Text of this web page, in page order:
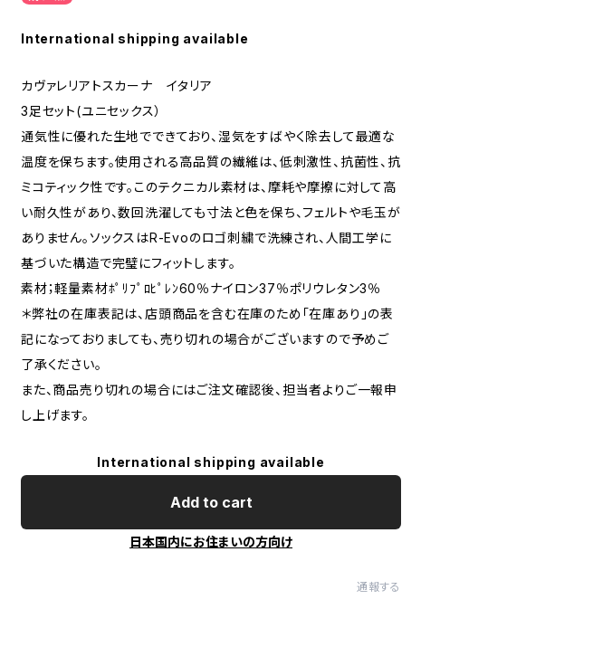
International shipping available
カヴァレリアトスカーナ イタリア
3足セット(ユニセックス）
通気性に優れた生地でできており、湿気をすばやく除去して最適な
温度を保ちます。使用される高品質の繊維は、低刺激性、抗菌性、抗
ミコティック性です。このテクニカル素材は、摩耗や摩擦に対して高
い耐久性があり、数回洗濯しても寸法と色を保ち、フェルトや毛玉が
ありません。ソックスはR-Evoのロゴ刺繍で洗練され、人間工学に
基づいた構造で完璧にフィットします。
素材；軽量素材ﾎﾟﾘﾌﾟﾛﾋﾟﾚﾝ60％ナイロン37％ポリウレタン3％
＊弊社の在庫表記は、店頭商品を含む在庫のため「在庫あり」の表
記になっておりましても、売り切れの場合がございますので予めご
了承ください。
また、商品売り切れの場合にはご注文確認後、担当者よりご一報申
し上げます。
International shipping available
Add to cart
日本国内にお住まいの方向け
通報する